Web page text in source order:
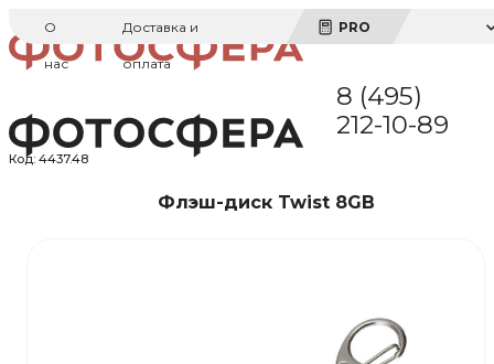
О
нас
Доставка и
оплата
PRO
8 (495)
212-10-89
Код: 4437.48
Флэш-диск Twist 8GB